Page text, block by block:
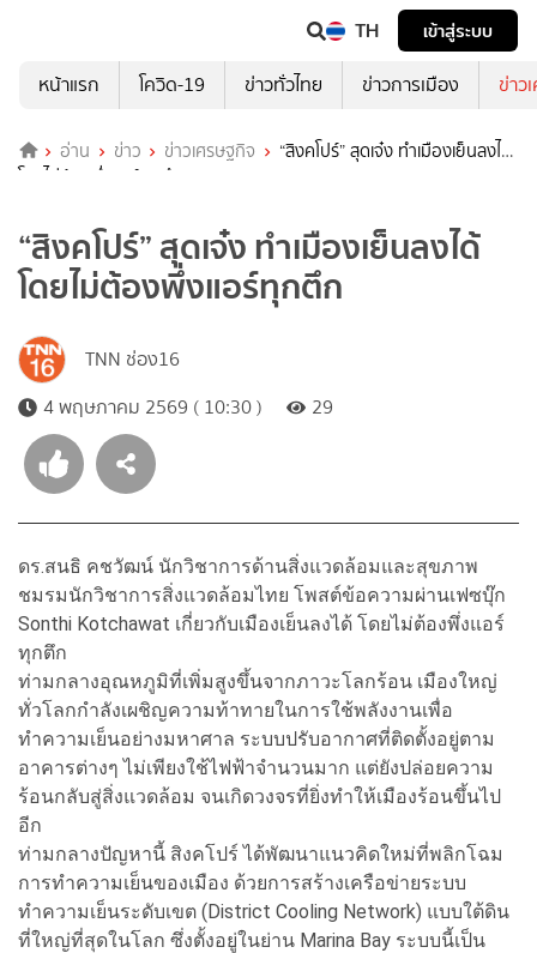
TH
เข้าสู่ระบบ
หน้าแรก
โควิด-19 ข่าวทั่วไทย ข่าวการเมือง ข่าว
อ่าน ข่าว ข่าวเศรษฐกิจ
“สิงคโปร์” สุดเจ๋ง ทำเมืองเย็นลงได้
โดยไม่ต้องพึ่งแอร์ทุกตึก
“สิงคโปร์” สุดเจ๋ง ทำเมืองเย็นลงได้
โดยไม่ต้องพึ่งแอร์ทุกตึก
TNN ช่อง16
4 พฤษภาคม 2569 ( 10:30 )
29
ดร.สนธิ คชวัฒน์ นักวิชาการด้านสิ่งแวดล้อมและสุขภาพ
ชมรมนักวิชาการสิ่งแวดล้อมไทย โพสต์ข้อความผ่านเฟซบุ๊ก
Sonthi Kotchawat เกี่ยวกับเมืองเย็นลงได้ โดยไม่ต้องพึ่งแอร์
ทุกตึก
ท่ามกลางอุณหภูมิที่เพิ่มสูงขึ้นจากภาวะโลกร้อน เมืองใหญ่
ทั่วโลกกำลังเผชิญความท้าทายในการใช้พลังงานเพื่อ
ทำความเย็นอย่างมหาศาล ระบบปรับอากาศที่ติดตั้งอยู่ตาม
อาคารต่างๆ ไม่เพียงใช้ไฟฟ้าจำนวนมาก แต่ยังปล่อยความ
ร้อนกลับสู่สิ่งแวดล้อม จนเกิดวงจรที่ยิ่งทำให้เมืองร้อนขึ้นไป
อีก
ท่ามกลางปัญหานี้ สิงคโปร์ ได้พัฒนาแนวคิดใหม่ที่พลิกโฉม
การทำความเย็นของเมือง ด้วยการสร้างเครือข่ายระบบ
ทำความเย็นระดับเขต (District Cooling Network) แบบใต้ดิน
ที่ใหญ่ที่สุดในโลก ซึ่งตั้งอยู่ในย่าน Marina Bay ระบบนี้เป็น